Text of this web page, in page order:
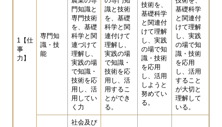
1【仕
事
力】
専門知
識・技
能
門知識と
専門技術
を、基礎
科学と関
連づけて
理解し、
実践の場
で知識・
技術を応
用し、活
用してい
く力
識と技術
を、基礎
科学と関
連付けて
理解し、
実践の場
で知識・
技術を応
用し、活
用するこ
とができ
る。
技術を、
基礎科学
と関連付
けて理解
し、実践
の場で知
識・技術
を応用
し、活用
しようと
努めてい
る。
基礎科学
と関連付
けて理解
し、実践
の場で知
識・技術
を応用
し、活用
すること
が大切と
理解して
いる。
社会及び